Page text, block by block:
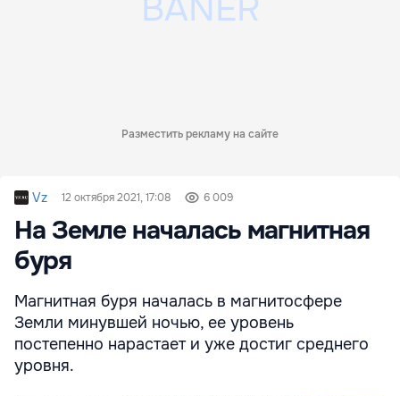
Разместить рекламу на сайте
Vz 12 октября 2021, 17:08 6 009
На Земле началась магнитная
буря
Магнитная буря началась в магнитосфере
Земли минувшей ночью, ее уровень
постепенно нарастает и уже достиг среднего
уровня.